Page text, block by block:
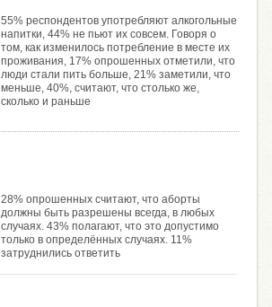
55% респондентов употребляют алкогольные
напитки, 44% не пьют их совсем. Говоря о
том, как изменилось потребление в месте их
проживания, 17% опрошенных отметили, что
люди стали пить больше, 21% заметили, что
меньше, 40%, считают, что столько же,
сколько и раньше
28% опрошенных считают, что аборты
должны быть разрешены всегда, в любых
случаях. 43% полагают, что это допустимо
только в определённых случаях. 11%
затруднились ответить